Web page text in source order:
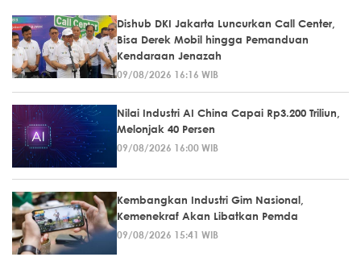
Dishub DKI Jakarta Luncurkan Call Center,
Bisa Derek Mobil hingga Pemanduan
Kendaraan Jenazah
09/08/2026 16:16 WIB
Nilai Industri AI China Capai Rp3.200 Triliun,
Melonjak 40 Persen
09/08/2026 16:00 WIB
Kembangkan Industri Gim Nasional,
Kemenekraf Akan Libatkan Pemda
09/08/2026 15:41 WIB